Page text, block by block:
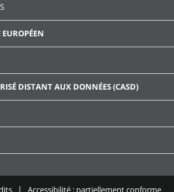
DISTANT AUX DONNÉES (CASD)
Accessibilité : partiellement conforme